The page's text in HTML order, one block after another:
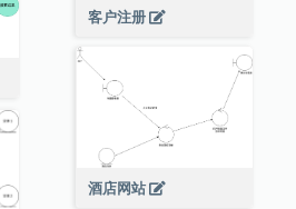
客户注册
酒店网站